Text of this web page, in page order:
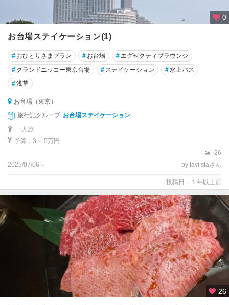
0
お台場ステイケーション(1)
# おひとりさまプラン # お台場 # エグゼクティブラウンジ
# グランドニッコー東京台場 # ステイケーション #水上バス
#浅草
お台場（東京）
旅行記グループ お台場ステイケーション
一人旅
予算：3～ 5万円
26
2025/07/06～
by tavi.staさん
投稿日：１年以上前
26